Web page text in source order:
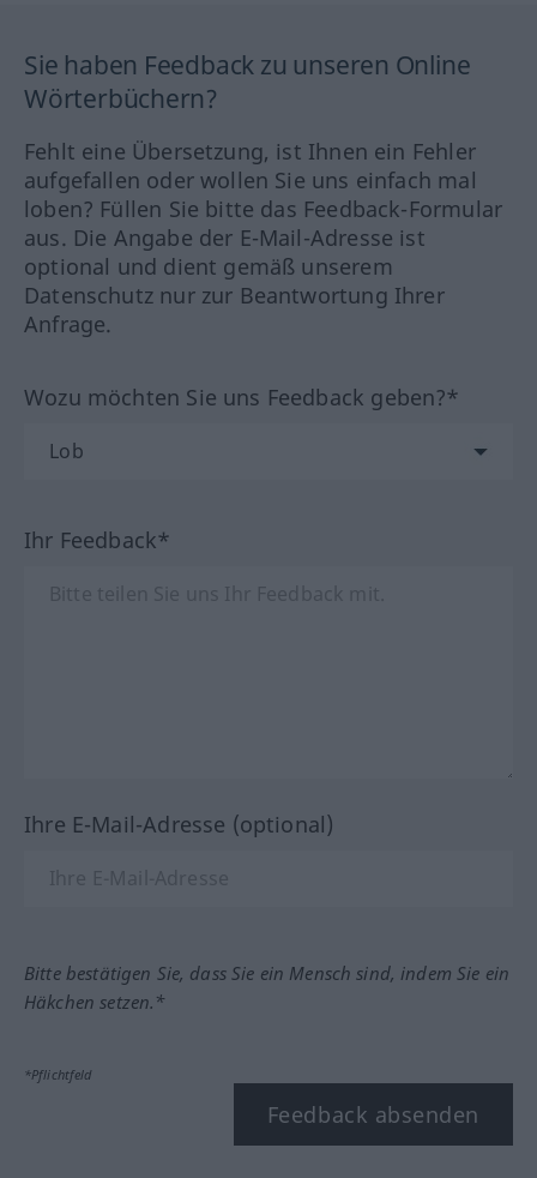
Sie haben Feedback zu unseren Online
Wörterbüchern?
Fehlt eine Übersetzung, ist Ihnen ein Fehler
aufgefallen oder wollen Sie uns einfach mal
loben? Füllen Sie bitte das Feedback-Formular
aus. Die Angabe der E-Mail-Adresse ist
optional und dient gemäß unserem
Datenschutz nur zur Beantwortung Ihrer
Anfrage.
Wozu möchten Sie uns Feedback geben?*
Ihr Feedback*
Ihre E-Mail-Adresse (optional)
Bitte bestätigen Sie, dass Sie ein Mensch sind, indem Sie ein
Häkchen setzen.*
*Pflichtfeld
Feedback absenden